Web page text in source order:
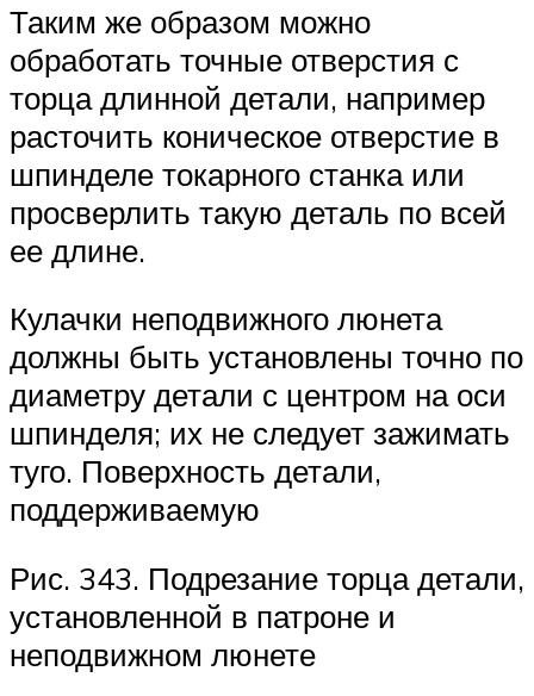
Таким же образом можно
обработать точные отверстия с
торца длинной детали, например
расточить коническое отверстие в
шпинделе токарного станка или
просверлить такую деталь по всей
ее длине.
Кулачки неподвижного люнета
должны быть установлены точно по
диаметру детали с центром на оси
шпинделя; их не следует зажимать
туго. Поверхность детали,
поддерживаемую
Рис. 343. Подрезание торца детали,
установленной в патроне и
неподвижном люнете